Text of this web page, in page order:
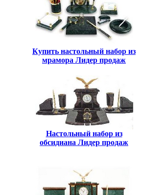
Купить настольный набор из
мрамора Лидер продаж
Настольный набор из
обсидиана Лидер продаж